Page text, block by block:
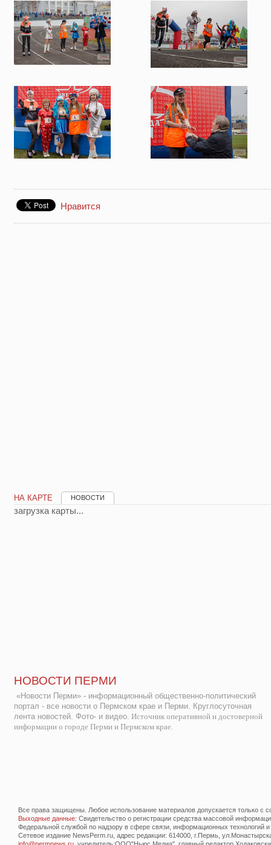
Нравится
НА КАРТЕ НОВОСТИ
загрузка карты...
НОВОСТИ ПЕРМИ
«Новости Перми» - информационный общественно-политический
портал - все новости о Пермском крае и Перми. Круглосуточная
лента новостей. Фото- и видео. Источник оперативной и достоверной
информации о городе Перми и Пермском крае.
Все права защищены. Любое использование материалов допускается только с
Выходные данные: Свидетельство о регистрации средства массовой
Федеральной службой по надзору в сфере связи, информационных технологий
Сетевое издание NewsPerm.ru, адрес редакции: 614000, г.Пермь,
info@permnews.ru , учредитель:ООО"Ньюс Медиа", главный редактор